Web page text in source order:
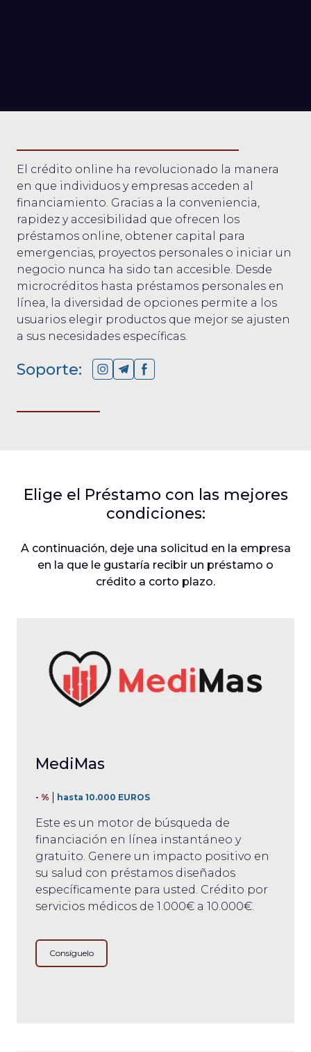
El crédito online ha revolucionado la manera
en que individuos y empresas acceden al
financiamiento. Gracias a la conveniencia,
rapidez y accesibilidad que ofrecen los
préstamos online, obtener capital para
emergencias, proyectos personales o iniciar un
negocio nunca ha sido tan accesible. Desde
microcréditos hasta préstamos personales en
línea, la diversidad de opciones permite a los
usuarios elegir productos que mejor se ajusten
a sus necesidades específicas.
Soporte:
Elige el Préstamo con las mejores
condiciones:
A continuación, deje una solicitud en la empresa
en la que le gustaría recibir un préstamo o
crédito a corto plazo.
MediMas
- % hasta 10.000 EUROS
Este es un motor de búsqueda de
financiación en línea instantáneo y
gratuito. Genere un impacto positivo en
su salud con préstamos diseñados
específicamente para usted. Crédito por
servicios médicos de 1.000€ a 10.000€.
Consíguelo